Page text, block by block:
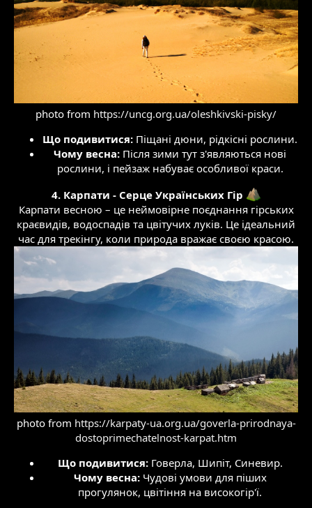
photo from https://uncg.org.ua/oleshkivski-pisky/
Що подивитися: Піщані дюни, рідкісні рослини.​
Чому весна: Після зими тут з'являються нові
рослини, і пейзаж набуває особливої краси.​
4. Карпати - Серце Українських Гір
Карпати весною – це неймовірне поєднання гірських
краєвидів, водоспадів та цвітучих луків. Це ідеальний
час для трекінгу, коли природа вражає своєю красою.
photo from https://karpaty-ua.org.ua/goverla-prirodnaya-
dostoprimechatelnost-karpat.htm
Що подивитися:Говерла, Шипіт, Синевир.​
Чому весна:Чудові умови для піших
прогулянок, цвітіння на високогір'ї.​